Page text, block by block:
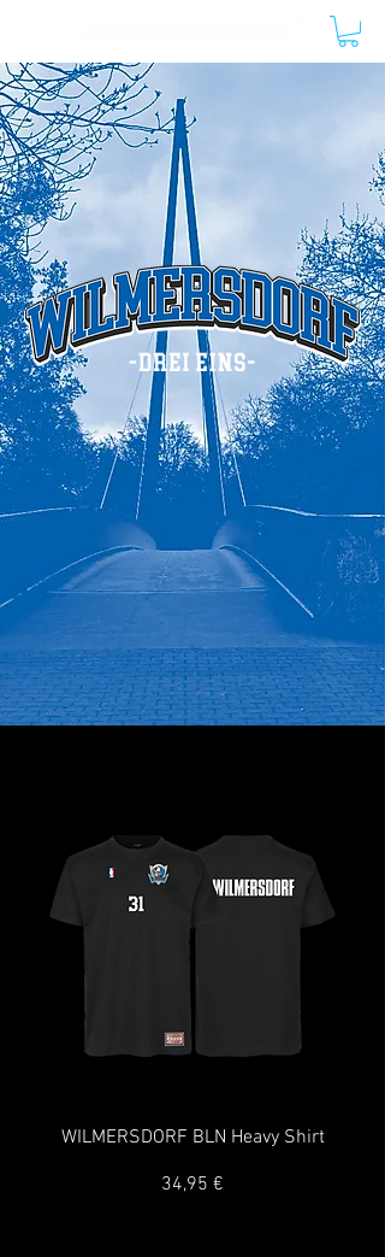
WILMERSDORF BLN Heavy Shirt
Preis
34,95 €